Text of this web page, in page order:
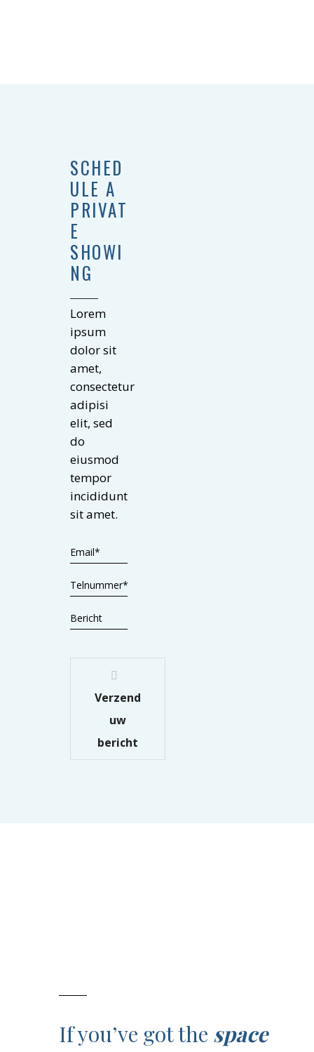
SCHED
ULE A
PRIVAT
E
SHOWI
NG
Lorem
ipsum
dolor sit
amet,
consectetur
adipisi
elit, sed
do
eiusmod
tempor
incididunt
sit amet.
Verzend
uw
bericht
If you’ve got the space